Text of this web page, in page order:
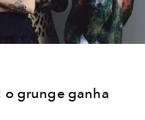
o grunge ganha